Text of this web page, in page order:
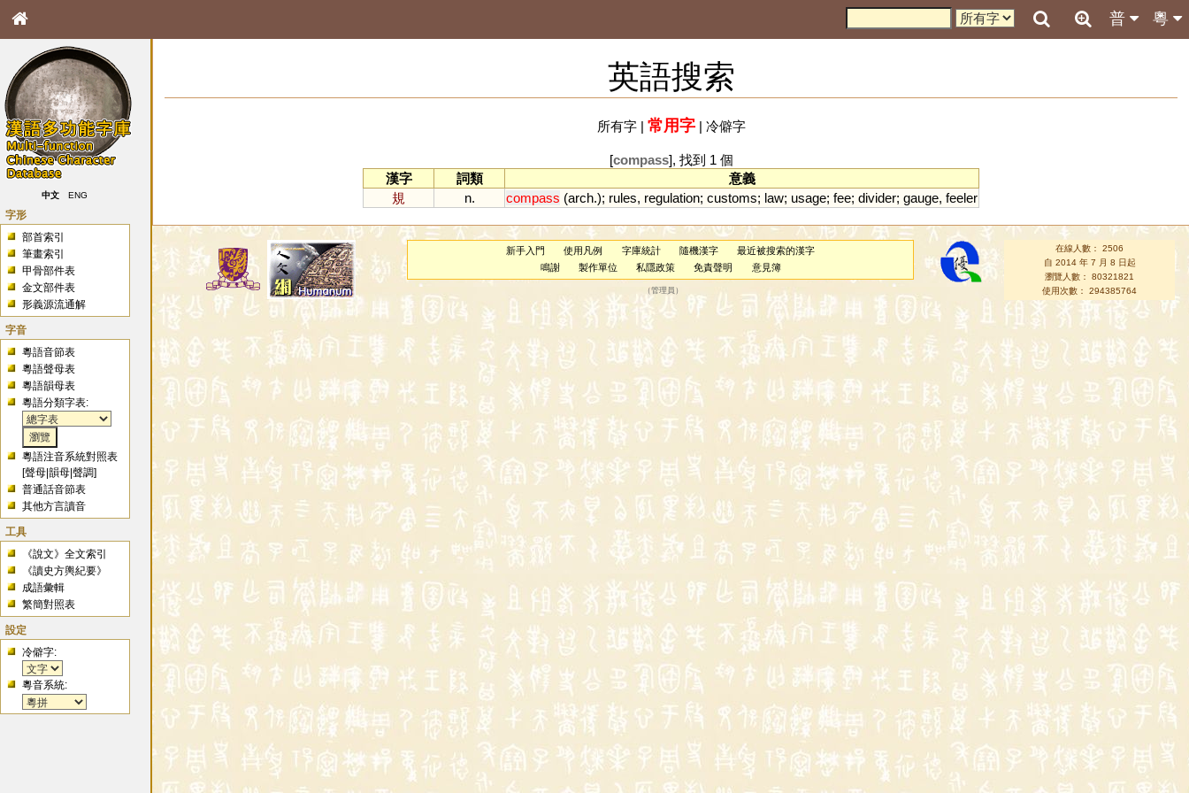
粵
普
中文 ENG
字形
部首索引
筆畫索引
甲骨部件表
金文部件表
形義源流通解
字音
粵語音節表
粵語聲母表
粵語韻母表
粵語分類字表:
粵語注音系統對照表
[聲母 |韻母 |聲調]
普通話音節表
其他方言讀音
工具
《說文》全文索引
《讀史方輿紀要》
成語彙輯
繁簡對照表
設定
冷僻字:
粵音系統:
英語搜索
所有字| 常用字| 冷僻字
[compass], 找到 1 個
漢字
詞類
意義
規
n. compass (arch.); rules, regulation; customs; law; usage; fee; divider; gauge, feeler
新手入門 使用凡例 字庫統計 隨機漢字
最近被搜索的漢字
鳴謝
製作單位 私隱政策 免責聲明 意見簿
（管理員 ）
在線人數： 2506
自 2014 年 7 月 8 日起
瀏覽人數： 80321821
使用次數： 294385764